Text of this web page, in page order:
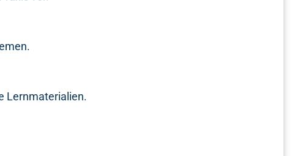
Lernmaterialien.